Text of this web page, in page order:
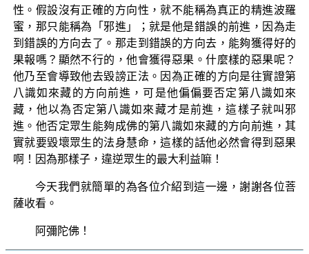
性。假設沒有正確的方向性，就不能稱為真正的精進波羅
蜜，那只能稱為「邪進」；就是他是錯誤的前進，因為走
到錯誤的方向去了。那走到錯誤的方向去，能夠獲得好的
果報嗎？顯然不行的，他會獲得惡果。什麼樣的惡果呢？
他乃至會導致他去毀謗正法。因為正確的方向是往實證第
八識如來藏的方向前進，可是他偏偏要否定第八識如來
藏，他以為否定第八識如來藏才是前進，這樣子就叫邪
進。他否定眾生能夠成佛的第八識如來藏的方向前進，其
實就要毀壞眾生的法身慧命，這樣的話他必然會得到惡果
啊！因為那樣子，違逆眾生的最大利益嘛！
今天我們就簡單的為各位介紹到這一邊，謝謝各位菩
薩收看。
阿彌陀佛！